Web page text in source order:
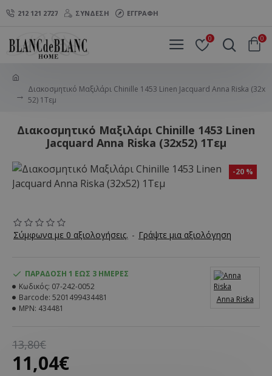
212 121 2727 ΣΎΝΔΕΣΗ ΕΓΓΡΑΦΉ
0 0
Διακοσμητικό Μαξιλάρι Chinille 1453 Linen Jacquard Anna Riska (32x
52) 1Τεμ
Διακοσμητικό Μαξιλάρι Chinille 1453 Linen
Jacquard Anna Riska (32x52) 1Τεμ
-20 %
Σύμφωνα με 0 αξιολογήσεις. - Γράψτε μια αξιολόγηση
11,04€
13,80€
ΠΑΡΆΔΟΣΗ 1 ΈΩΣ 3 ΗΜΈΡΕΣ
Κωδικός: 07-242-0052
Barcode: 5201499434481
MPN: 434481
Anna Riska